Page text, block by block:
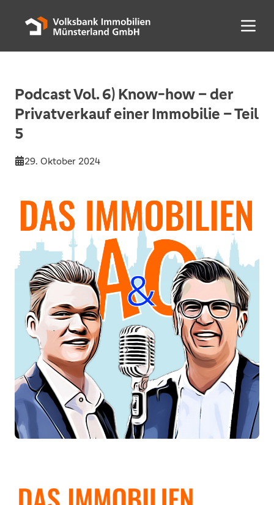
Menü
Podcast Vol. 6) Know-how – der
Privatverkauf einer Immobilie – Teil
5
29. Oktober 2024